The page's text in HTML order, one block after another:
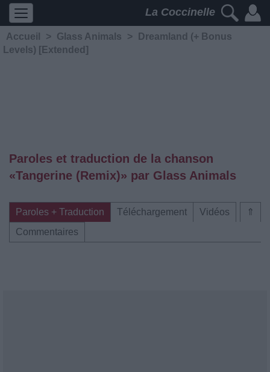
La Coccinelle
Accueil > Glass Animals >
Dreamland (+ Bonus
Levels) [Extended]
Paroles et traduction de la chanson
«Tangerine (Remix)» par Glass Animals
⇑
Paroles + Traduction Téléchargement
Vidéos
Commentaires